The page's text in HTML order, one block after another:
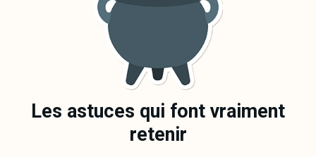
Les astuces qui font vraiment
retenir